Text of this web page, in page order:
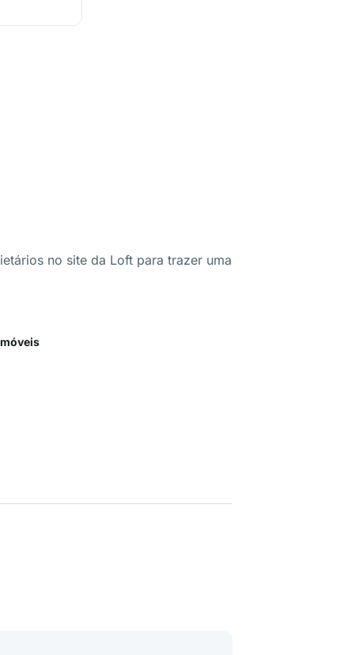
no site da Loft para trazer uma